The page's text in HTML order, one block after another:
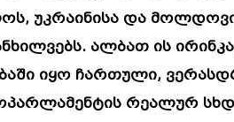
უკრაინისა და
ალბათ ის
იყო ჩართული,
რეალურ